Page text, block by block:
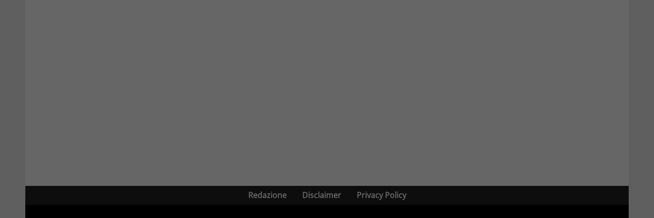
Redazione Disclaimer Privacy Policy